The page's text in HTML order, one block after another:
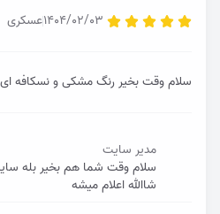
1404/02/03عسکری
سلام وقت بخیر رنگ مشکی و نسکافه
مدیر سایت
سلام وقت شما هم بخیر بله
شاالله اعلام میشه